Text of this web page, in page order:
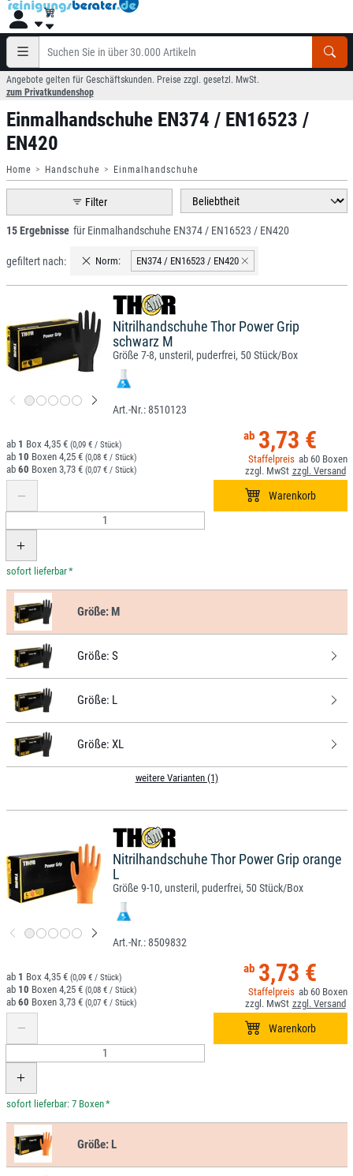
Angebote gelten für Geschäftskunden. Preise zzgl. gesetzl. MwSt.
zum Privatkundenshop
Einmalhandschuhe EN374 / EN16523 /
EN420
Home Handschuhe Einmalhandschuhe
Filter
15 Ergebnisse für Einmalhandschuhe EN374 / EN16523 / EN420
gefiltert nach: Norm: EN374 / EN16523 / EN420
Nitrilhandschuhe Thor Power Grip
schwarz M
Größe 7-8, unsteril, puderfrei, 50 Stück/Box
8510123
3,73 €
60
1 4,35 € (0,09 € / Stück)
10 4,25 € (0,08 € / Stück)
60 3,73 € (0,07 € / Stück)
*
Größe:M
Größe: S
Größe: L
Größe: XL
weitere Varianten (1)
Nitrilhandschuhe Thor Power Grip orange
L
Größe 9-10, unsteril, puderfrei, 50 Stück/Box
8509832
3,73 €
60
1 4,35 € (0,09 € / Stück)
10 4,25 € (0,08 € / Stück)
60 3,73 € (0,07 € / Stück)
*
Größe:L